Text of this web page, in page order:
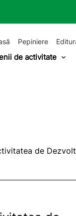
Pepiniere
de activitate
de